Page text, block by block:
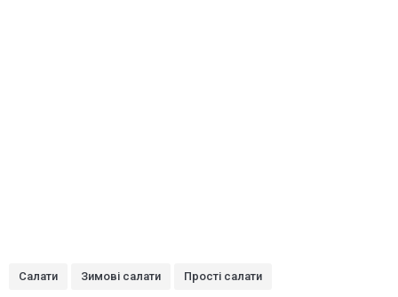
Салати Зимові салати Прості салати